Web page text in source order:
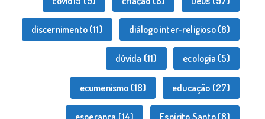
discernimento(11) diálogo inter-religioso(8)
dúvida (11) ecologia (5)
ecumenismo (18) educação (27)
esperança (14) Espírito Santo(8)